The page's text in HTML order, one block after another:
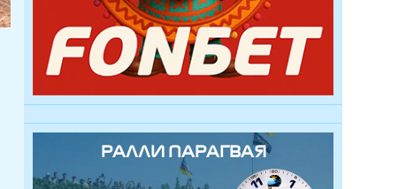
РАЛЛИ ПАРАГВАЯ